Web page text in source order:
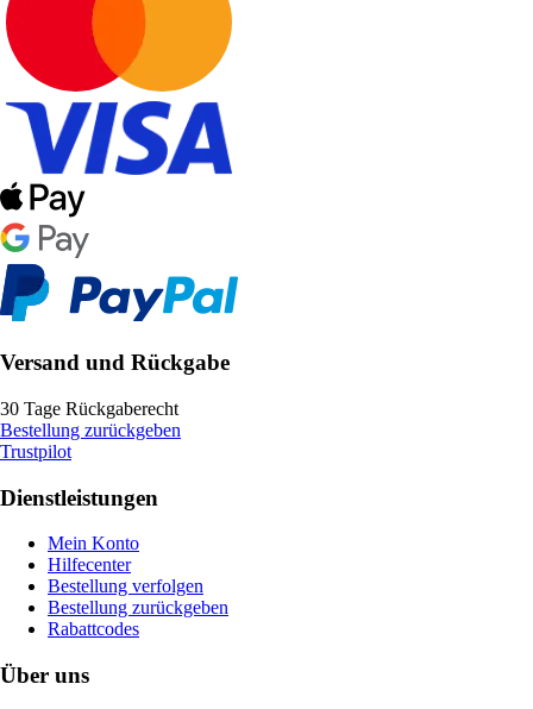
Versand und Rückgabe
30 Tage Rückgaberecht
Bestellung zurückgeben
Trustpilot
Dienstleistungen
Mein Konto
Hilfecenter
Bestellung verfolgen
Bestellung zurückgeben
Rabattcodes
Über uns